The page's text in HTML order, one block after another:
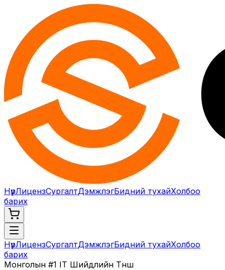
НүүрЛицензСургалтДэмжлэгБидний тухайХолбоо
барих
НүүрЛицензСургалтДэмжлэгБидний тухайХолбоо
барих
Монголын #1 IT Шийдлийн Түнш